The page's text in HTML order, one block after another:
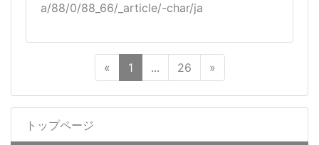
トップページ
a/88/0/88_66/_article/-char/ja
« 1 ... 26 »